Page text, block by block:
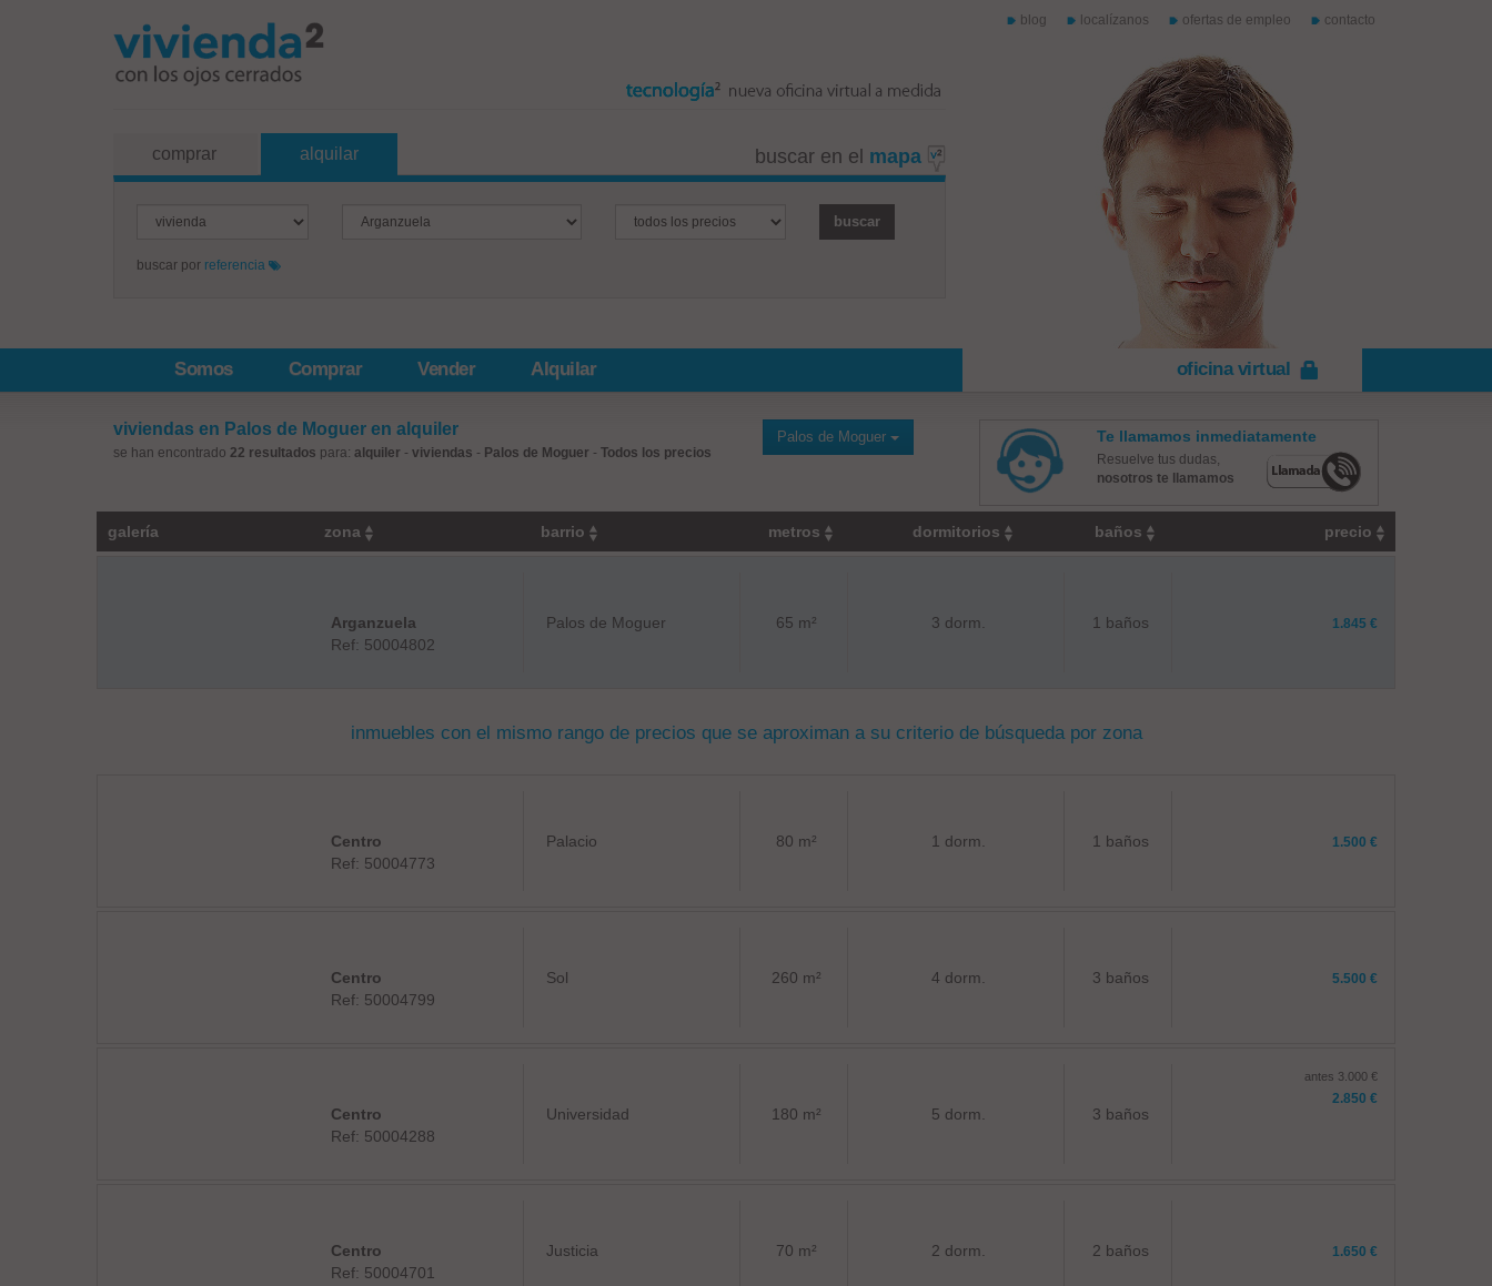
blog localízanos ofertas de empleo contacto
buscar en el mapa
comprar alquilar
buscar por referencia
Somos Comprar Vender Alquilar oficina virtual
viviendas en Palos de Moguer en alquiler
se han encontrado 22 resultados para: alquiler - viviendas - Palos de Moguer - Todos los precios
Palos de Moguer Te llamamos inmediatamente
Resuelve tus dudas,
nosotros te llamamos
galería zona barrio metros dormitorios baños precio
Arganzuela
Ref: 50004802
Palos de Moguer 65 m² 3 dorm. 1 baños 1.845 €
inmuebles con el mismo rango de precios que se aproximan a su criterio de búsqueda por zona
Centro
Ref: 50004773
Palacio 80 m² 1 dorm. 1 baños 1.500 €
Centro
Ref: 50004799
Sol 260 m² 4 dorm. 3 baños 5.500 €
Centro
Ref: 50004288
Universidad 180 m² 5 dorm. 3 baños
antes 3.000 €
2.850 €
Centro
Ref: 50004701
Justicia 70 m² 2 dorm. 2 baños 1.650 €